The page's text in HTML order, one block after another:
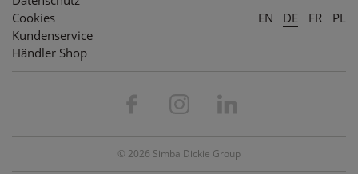
Cookies
Kundenservice
Händler Shop
EN DE FR PL
© 2026 Simba Dickie Group